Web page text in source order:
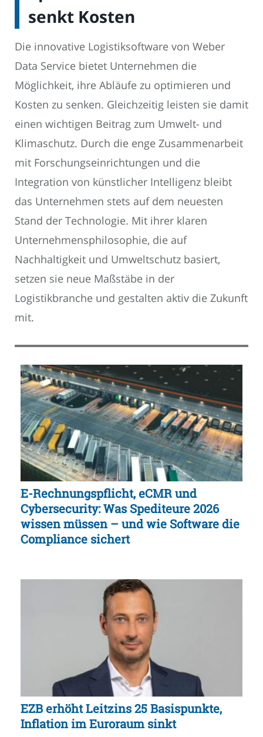
senkt Kosten
Die innovative Logistiksoftware von Weber
Data Service bietet Unternehmen die
Möglichkeit, ihre Abläufe zu optimieren und
Kosten zu senken. Gleichzeitig leisten sie damit
einen wichtigen Beitrag zum Umwelt- und
Klimaschutz. Durch die enge Zusammenarbeit
mit Forschungseinrichtungen und die
Integration von künstlicher Intelligenz bleibt
das Unternehmen stets auf dem neuesten
Stand der Technologie. Mit ihrer klaren
Unternehmensphilosophie, die auf
Nachhaltigkeit und Umweltschutz basiert,
setzen sie neue Maßstäbe in der
Logistikbranche und gestalten aktiv die Zukunft
mit.
E-Rechnungspflicht, eCMR und
Cybersecurity: Was Spediteure 2026
wissen müssen – und wie Software die
Compliance sichert
EZB erhöht Leitzins 25 Basispunkte,
Inflation im Euroraum sinkt